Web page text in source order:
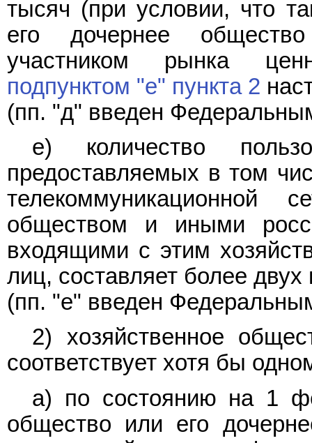
тысяч (при условии, что
его дочернее
участником рынка
подпунктом "е" пункта 2
(пп. "д" введен
е) количество
предоставляемых в том
телекоммуникационной
обществом и иными
входящими с этим
лиц, составляет более
(пп. "е" введен
2) хозяйственное
соответствует хотя бы
а) по состоянию на 1
общество или его